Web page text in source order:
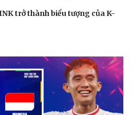
trở thành biểu tượng của K-